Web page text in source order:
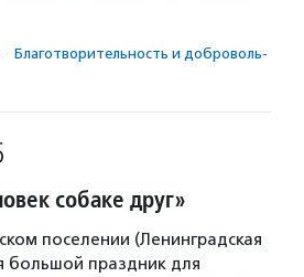
· Благотвори­тель­ность и доброволь­
собаке друг»
поселении (Ленинградская
большой праздник для